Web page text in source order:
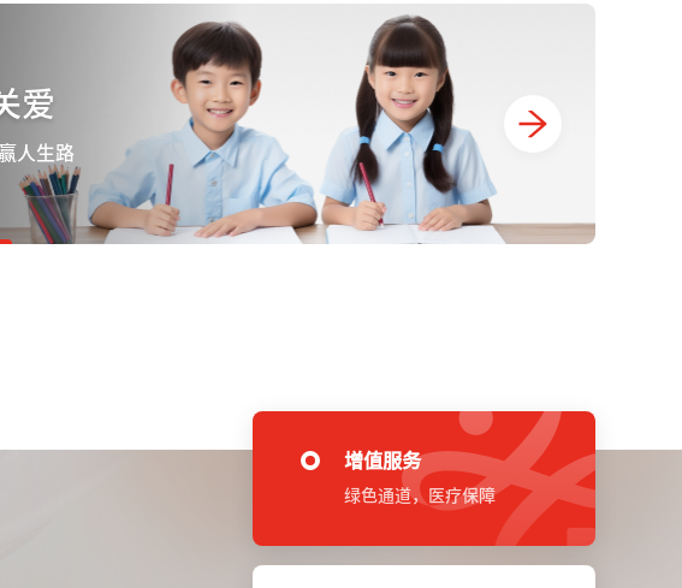
爱
人生路
增值服务
绿色通道，医疗保障